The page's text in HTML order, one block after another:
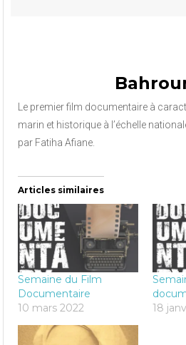
Le premier film documentaire à
marin et historique à l’échelle
par Fatiha Afiane.
Articles similaires
Semaine du Film
Documentaire
10 mars 2022
18